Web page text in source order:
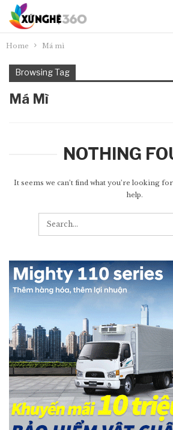
Home Má mì
Browsing Tag
Má Mì
NOTHING
It seems we can’t find what you’re looking
help.